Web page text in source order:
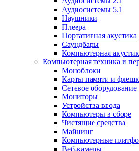
Аудиосистемы 5.1
Наушники
Плеера
Портативная акустика
Саундбары
Компьютерная
Компьютерная техника и
Моноблоки
Карты памяти и
Сетевое оборудование
Мониторы
Устройства ввода
Компьютеры в сборе
Чистящие средства
Майнинг
Компьютерные
Веб-камеры